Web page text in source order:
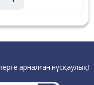
арналған нұсқаулық!